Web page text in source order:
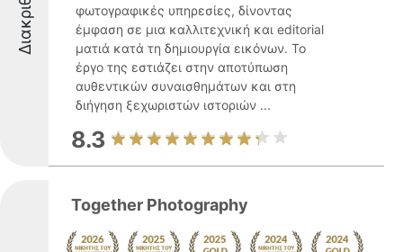
φωτογραφικές υπηρεσίες, δίνοντας
έμφαση σε μια καλλιτεχνική και editorial
ματιά κατά τη δημιουργία εικόνων. Το
έργο της εστιάζει στην αποτύπωση
αυθεντικών συναισθημάτων και στη
διήγηση ξεχωριστών ιστοριών ...
8.3
Together Photography